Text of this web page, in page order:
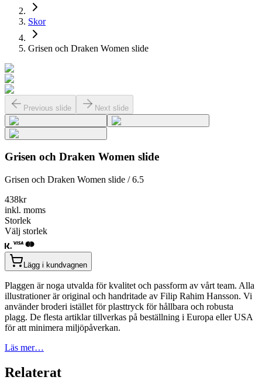
Skor
Grisen och Draken Women slide
Previous slide Next slide
Grisen och Draken Women slide
Grisen och Draken Women slide / 6.5
438kr
inkl. moms
Storlek
Välj storlek
Lägg i kundvagnen
Plaggen är noga utvalda för kvalitet och passform av vårt team. Alla
illustrationer är original och handritade av Filip Rahim Hansson. Vi
använder broderi istället för plasttryck för hållbara och robusta
plagg. De flesta artiklar tillverkas på beställning i Europa eller USA
för att minimera miljöpåverkan.
Läs mer…
Relaterat